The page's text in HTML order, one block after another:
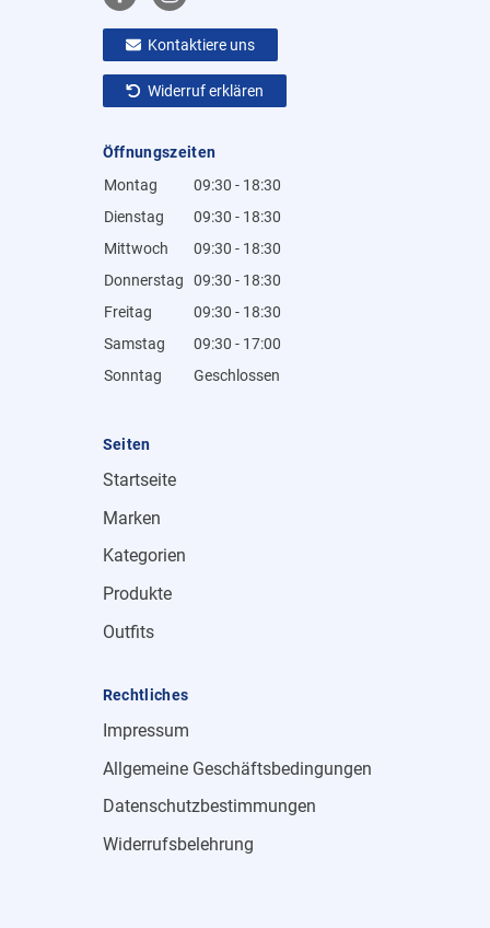
Kontaktiere uns
Widerruf erklären
Öffnungszeiten
Montag
09:30 - 18:30
Dienstag
09:30 - 18:30
Mittwoch
09:30 - 18:30
Donnerstag
09:30 - 18:30
Freitag
09:30 - 18:30
Samstag
09:30 - 17:00
Sonntag
Geschlossen
Seiten
Startseite
Marken
Kategorien
Produkte
Outfits
Rechtliches
Impressum
Allgemeine Geschäftsbedingungen
Datenschutzbestimmungen
Widerrufsbelehrung